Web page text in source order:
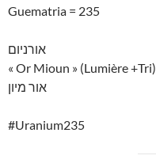
Guematria = 235
אורניום
« Or Mioun » (Lumière +Tri)
אור מיון
#Uranium235